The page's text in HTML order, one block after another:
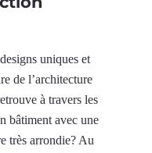
uniques et
de l’architecture
à travers les
bâtiment avec une
très arrondie? Au